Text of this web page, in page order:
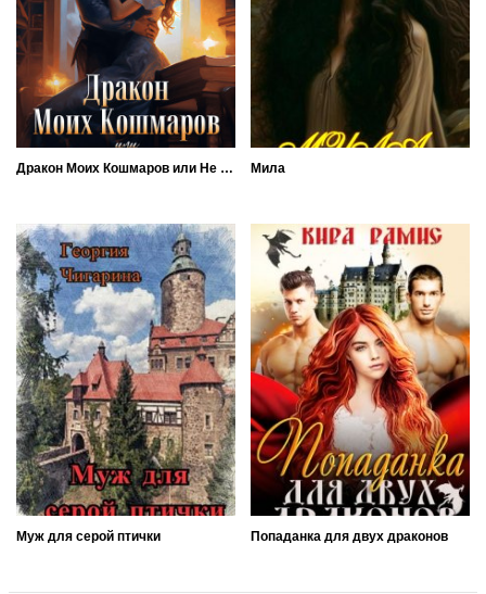
Дракон Моих Кошмаров или Не злите Ведьму Мила
Муж для серой птички Попаданка для двух драконов